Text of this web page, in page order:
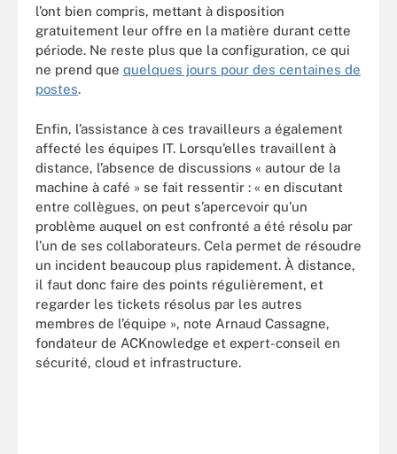
l’ont bien compris, mettant à disposition
gratuitement leur offre en la matière durant cette
période. Ne reste plus que la configuration, ce qui
ne prend que quelques jours pour des centaines de
postes.
Enfin, l’assistance à ces travailleurs a également
affecté les équipes IT. Lorsqu’elles travaillent à
distance, l’absence de discussions « autour de la
machine à café » se fait ressentir : « en discutant
entre collègues, on peut s’apercevoir qu’un
problème auquel on est confronté a été résolu par
l’un de ses collaborateurs. Cela permet de résoudre
un incident beaucoup plus rapidement. À distance,
il faut donc faire des points régulièrement, et
regarder les tickets résolus par les autres
membres de l’équipe », note Arnaud Cassagne,
fondateur de ACKnowledge et expert-conseil en
sécurité, cloud et infrastructure.